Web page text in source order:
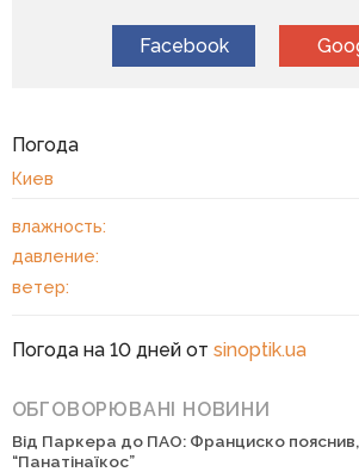
Facebook
Погода
Киев
влажность:
давление:
ветер:
Погода на 10 дней от sinoptik.ua
ОБГОВОРЮВАНІ НОВИНИ
Від Паркера до ПАО: Франциско
“Панатінаїкос”